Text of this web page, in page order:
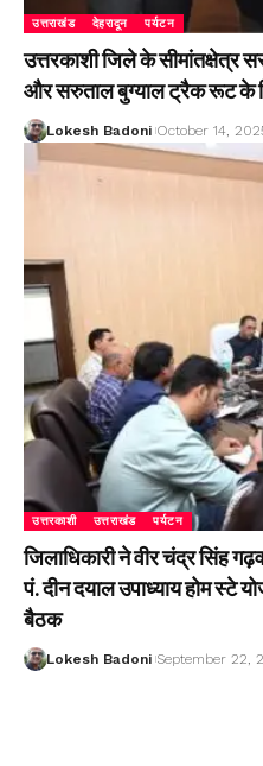
उत्तराखंड देहरादून पर्यटन
उत्तरकाशी जिले के सीमांतक्षेत्र
और सरुताल बुग्याल ट्रैक रूट के
Lokesh Badoni October 14,
उत्तरकाशी उत्तराखंड पर्यटन
जिलाधिकारी ने वीर चंद्र सिंह
पं. दीन दयाल उपाध्याय होम स्टे
बैठक
Lokesh Badoni September 22,